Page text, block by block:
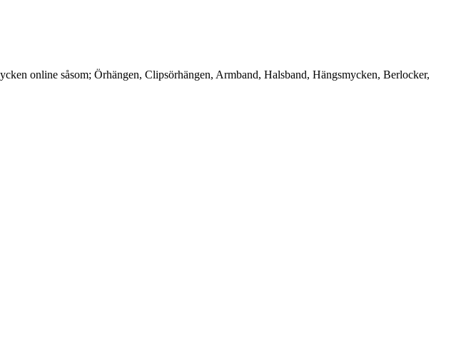
online såsom; Örhängen, Clipsörhängen, Armband, Halsband, Hängsmycken, Berlocker,